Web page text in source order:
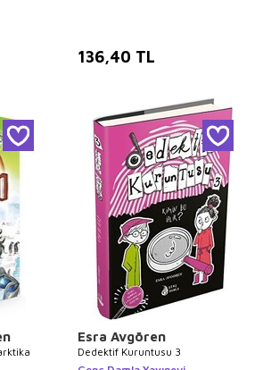
136,40 TL
Esra Avgören
Dedektif Kuruntusu 3